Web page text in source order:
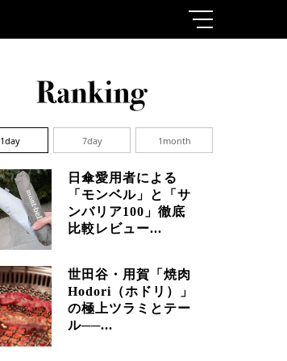
1day 7day 1month
日傘愛用者による
「モンベル」と「サ
ンバリア100」徹底
比較レビュー...
世田谷・用賀「焼肉
Hodori（ホドリ）」
の極上ツラミとテー
ル──...